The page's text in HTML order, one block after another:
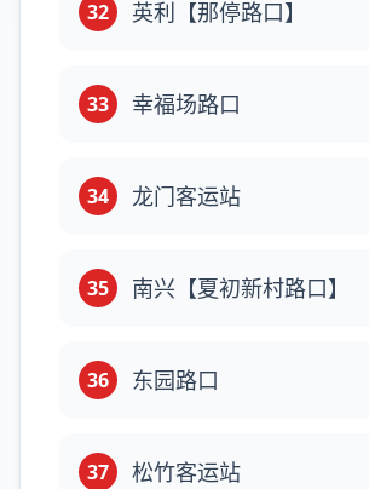
32 英利【那停路口】
33 幸福场路口
34 龙门客运站
35 南兴【夏初新村路口】
36 东园路口
37 松竹客运站